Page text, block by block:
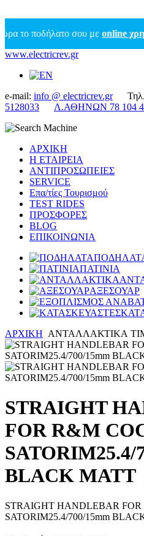
ποδήλατο σου μεonline
www.electricrev.gr
e-mail: info @ electricrev.grΤηλ.
5128033
Λ.ΑΘΗΝΩΝ 78 104
ΑΡΧΙΚΗ
Η ΕΤΑΙΡΕΙΑ
ΑΝΤΙΠΡΟΣΩΠΕΙΕΣ
SERVICE
Επα/τίες Τουρισμού
TEST RIDES
ΠΡΟΣΦΟΡΕΣ
BLOG
ΕΠΙΚΟΙΝΩΝΙΑ
ΠΑΤΙΝΙΑ
ΑΞΕΣΟΥΑΡ
ΑΡΧΙΚΗ ΑΝΤΑΛΛΑΚΤΙΚΑ
STRAIGHT
FOR R&M
SATORIM25.4/
BLACK MATT
STRAIGHT HANDLEBAR
SATORIM25.4/700/15mm